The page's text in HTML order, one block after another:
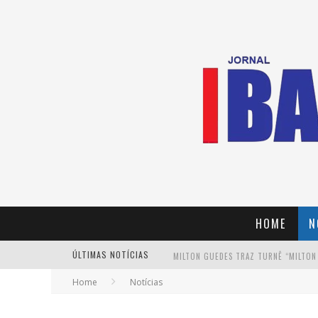
HOME
ÚLTIMAS NOTÍCIAS MILTON GUEDES TRAZ TURNÊ
Home Notícias